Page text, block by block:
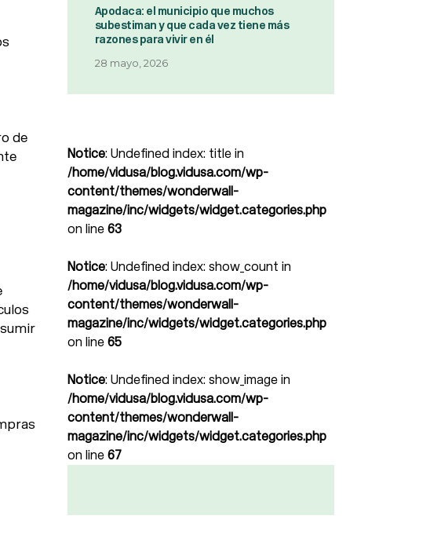
de
Apodaca: el municipio que muchos
subestiman y que cada vez tiene más
razones para vivir en él
28 mayo, 2026
Notice: Undefined index: title in
/home/vidusa/blog.vidusa.com/wp-
content/themes/wonderwall-
magazine/inc/widgets/widget.categories.php
on line 63
Notice: Undefined index: show_count in
/home/vidusa/blog.vidusa.com/wp-
content/themes/wonderwall-
magazine/inc/widgets/widget.categories.php
on line 65
Notice: Undefined index: show_image in
/home/vidusa/blog.vidusa.com/wp-
content/themes/wonderwall-
magazine/inc/widgets/widget.categories.php
on line 67